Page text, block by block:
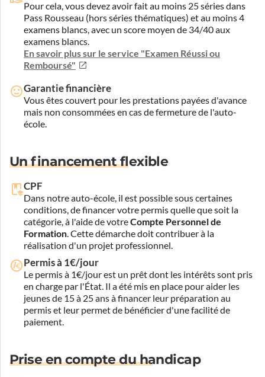
Pour cela, vous devez avoir fait au moins 25 séries dans
Pass Rousseau (hors séries thématiques) et au moins 4
examens blancs, avec un score moyen de 34/40 aux
examens blancs.
En savoir plus sur le service "Examen Réussi ou
Remboursé"
Garantie financière
Vous êtes couvert pour les prestations payées d'avance
mais non consommées en cas de fermeture de l'auto-
école.
Un financement flexible
CPF
Dans notre auto-école, il est possible sous certaines
conditions, de financer votre permis quelle que soit la
catégorie, à l'aide de votreCompte Personnel de
Formation. Cette démarche doit contribuer à la
réalisation d'un projet professionnel.
Permis à 1€/jour
Le permis à 1€/jour est un prêt dont les intérêts sont pris
en charge par l'État. Il a été mis en place pour aider les
jeunes de 15 à 25 ans à financer leur préparation au
permis et leur permet de bénéficier d'une facilité de
paiement.
Prise en compte du handicap